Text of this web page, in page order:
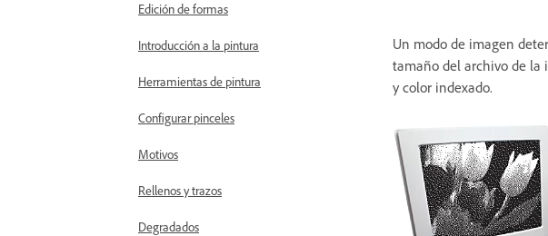
Edición de formas
Introducción a la pintura
Herramientas de pintura
Configurar pinceles
Motivos
Rellenos y trazos
Degradados
Un modo de imagen
tamaño del archivo de la
y color indexado.